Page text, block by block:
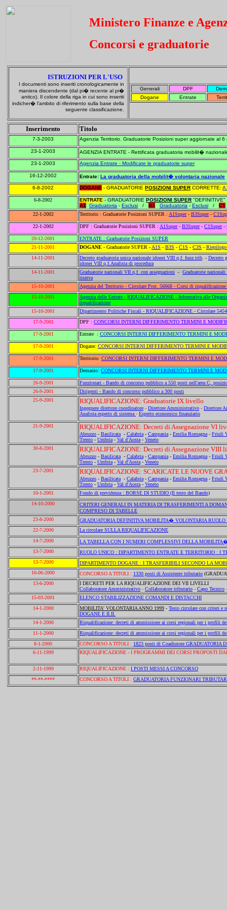
Ministero Finanze e
Concorsi e graduatorie
ISTRUZIONI PER L'USO
I documenti sono inseriti cronologicamente in
maniera discendente (dal pi� recente al pi�
antico). Il colore della riga in cui sono inseriti
indicher� l'ambito di riferimento sulla base della
seguente classificazione.
Generali DPF
Dogane
Entrate
Inserimento Titolo
7-3-2003 Agenzia Territorio. Graduatorie Posizioni super aggiornate al
23-1-2003
AGENZIA ENTRATE - Rettificata graduatoria mobilit�
23-1-2003
Agenzia Entrate - Modificate le graduatorie super
16-12-2002 Entrate: La graduatoria della mobilit� volontaria nazionale
6-8-2002
DOGANE - GRADUATORIE POSIZIONI SUPER CORRETTE:
6-8-2002 ENTRATE - GRADUATORIE POSIZIONI SUPER "DEFINITIVE"
A1
Graduatoria - Esclusi / B3 Graduatoria - Esclusi / C1
22-1-2002
Territorio : Graduatorie Posizioni SUPER : A1Super- B3Super-
22-1-2002 DPF : Graduatorie Posizioni SUPER : A1Super- B3Super- C1Super-
20-12-2001
ENTRATE : Graduatorie Posizioni SUPER
21-11-2001
DOGANE - Graduatorie SUPER - A1S - B3S - C1S - C3S -
14-11-2001
Decreto graduatoria unica nazionale idonei VIII q.f. funz.trib . - Decreto
idonei VIII q.f.Analista di procedura
14-11-2001
Graduatorie nazionali VII q.f. con assegnazioni - Graduatorie
riserva
15-10-2001
Agenzia del Territorio - Circolare Prot. 56668 - Corsi di
15-10-2001
Agenzia delle Entrate - RIQUALIFICAZIONE - Informativa alle
riqualificazione
15-10-2001
Dipartimento Politiche Fiscali - RIQUALIFICAZIONE - Circolare
17-9-2001
DPF : CONCORSI INTERNI DIFFERIMENTO TERMINI E
17-9-2001 Entrate : CONCORSI INTERNI DIFFERIMENTO TERMINI E
17-9-2001 Dogane: CONCORSI INTERNI DIFFERIMENTO TERMINI E
17-9-2001 Territorio: CONCORSI INTERNI DIFFERIMENTO TERMINI E
17-9-2001 Demanio: CONCORSI INTERNI DIFFERIMENTO TERMINI E
26-9-2001
Funzionari - Bando di concorso pubblico a 550 posti nell'area C,
26-9-2001
Dirigenti - Bando di concorso pubblico a 300 posti
25-9-2001
RIQUALIFICAZIONE: Graduatorie IX livello
Ingegnere direttore coordinatore - Direttore Amministrativo - Direttore
Analista esperto di sistema - Esperto economico finanziario
21-9-2001 RIQUALIFICAZIONE: Decreti di Assegnazione VI
Abruzzo - Basilicata - Calabria - Campania - Emilia Romagna - Friuli
Trento - Umbria - Val d'Aosta - Veneto
30-8-2001
RIQUALIFICAZIONE: Decreti di Assegnazione VIII
Abruzzo - Basilicata - Calabria - Campania - Emilia Romagna - Friuli
Trento - Umbria - Val d'Aosta - Veneto
23-7-2001
RIQUALIFICAZIONE: SCARICATE LE NUOVE
Abruzzo - Basilicata - Calabria - Campania - Emilia Romagna - Friuli
Trento - Umbria - Val d'Aosta - Veneto
10-1-2001
Fondo di previdenza : BORSE DI STUDIO (Il testo del Bando)
14-10-2000
CRITERI GENERALI IN MATERIA DI TRASFERIMENTI A
COMPRESO DI TABELLE
23-8-2000
GRADUATORIA DEFINITIVA MOBILITA� VOLONTARIA RUOLO
22-7-2000
La circolare SULLA RIQUALIFICAZIONE
14-7-2000
LA TABELLA CON I NUMERI COMPLESSIVI DELLA
13-7-2000
RUOLO UNICO : DIPARTIMENTO ENTRATE E TERRITORIO :
13-7-2000
DIPARTIMENTO DOGANE : I TRASFERIBILI SECONDO LA
16-06-2000
CONCORSO A TITOLI : 1330 posti di Assistente tributario
13-6-2000
I DECRETI PER LA RIQUALIFICAZIONE DEI VII LIVELLI
Collaboratore Amministrativo - Collaboratore tributario - Capo Tecnico
15-03-2001
ELENCO STABILIZZAZIONE COMANDI E DISTACCHI
14-1-2000
MOBILITA' VOLONTARIA ANNO 1999 - Testo circolare con criteri e
DOGANE E II.II.
14-1-2000
Riqualificazione: decreti di ammissione ai corsi regionali per i profili
11-1-2000
Riqualificazione: decreti di ammissione ai corsi regionali per i profili
8-1-2000
CONCORSO A TITOLI : 1823 posti di Coadiutore GRADUATORIA
6-11-1999
RIQUALIFICAZIONE - I PROGRAMMI DEI CORSI PROPOSTI
2-11-1999 RIQUALIFICAZIONE : I POSTI MESSI A CONCORSO
**-**-****
CONCORSO A TITOLI : GRADUATORIA FUNZIONARI